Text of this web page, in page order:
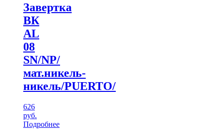
Завертка
ВК
AL
08
SN/NP/
мат.никель-
никель/PUERTO/
626
руб.
Подробнее